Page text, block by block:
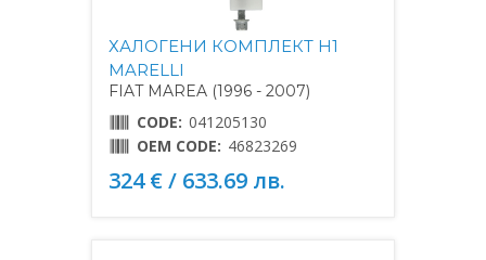
ХАЛОГЕНИ КОМПЛЕКТ H1
MARELLI
FIAT MAREA (1996 - 2007)
CODE: 041205130
OEM CODE: 46823269
324 € / 633.69 лв.